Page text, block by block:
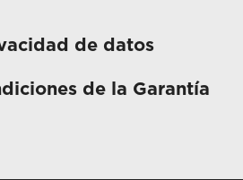
de datos
de la Garantía